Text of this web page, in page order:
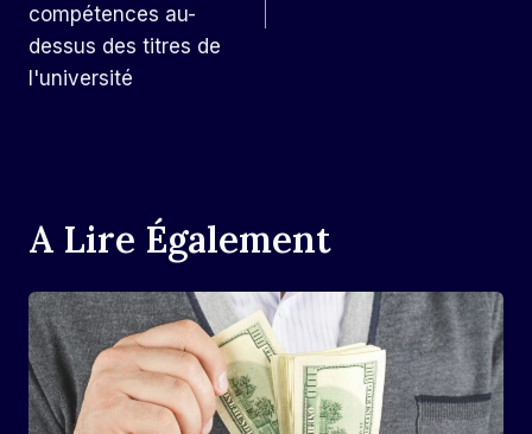
compétences au-
dessus des titres de
l'université
A Lire Également